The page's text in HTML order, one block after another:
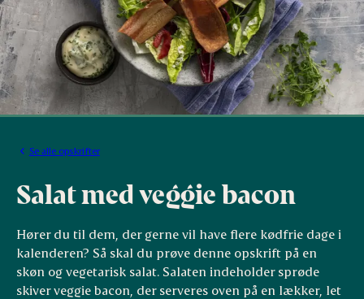
Se alle opskrifter
Salat med veggie bacon
Hører du til dem, der gerne vil have flere kødfrie dage i
kalenderen? Så skal du prøve denne opskrift på en
skøn og vegetarisk salat. Salaten indeholder sprøde
skiver veggie bacon , der serveres oven på en lækker, let